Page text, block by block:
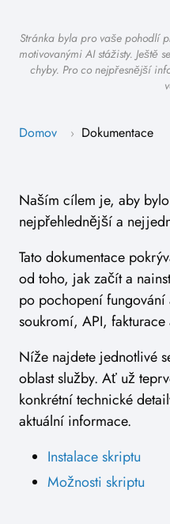
Stránka byla pro vaše pohodlí
motivovanými AI stážisty. Ještě
chyby. Pro co nejpřesnější
Domov › Dokumentace
Naším cílem je, aby
nejpřehlednější a
Tato dokumentace
od toho, jak začít a
po pochopení fungování
soukromí, API,
Níže najdete jednotlivé
oblast služby. Ať už
konkrétní technické
aktuální informace.
Instalace skriptu
Možnosti skriptu